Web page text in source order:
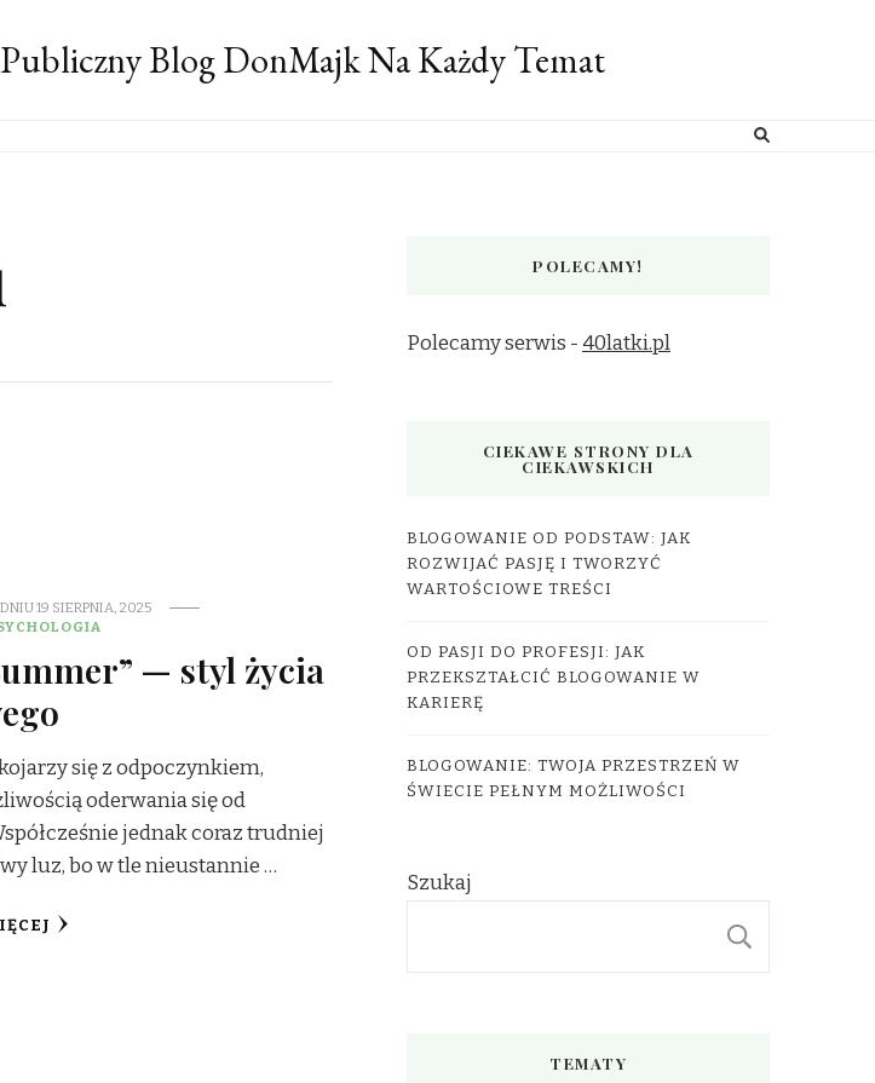
Blog DonMajk Na Każdy Temat
19 SIERPNIA, 2025
— styl życia
się z odpoczynkiem,
oderwania się od
jednak coraz trudniej
luz, bo w tle nieustannie …
POLECAMY!
Polecamy serwis -40latki.pl
CIEKAWE STRONY DLA
CIEKAWSKICH
BLOGOWANIE OD PODSTAW: JAK
ROZWIJAĆ PASJĘ I TWORZYĆ
WARTOŚCIOWE TREŚCI
OD PASJI DO PROFESJI: JAK
PRZEKSZTAŁCIĆ BLOGOWANIE W
KARIERĘ
BLOGOWANIE: TWOJA PRZESTRZEŃ W
ŚWIECIE PEŁNYM MOŻLIWOŚCI
Szukaj
TEMATY